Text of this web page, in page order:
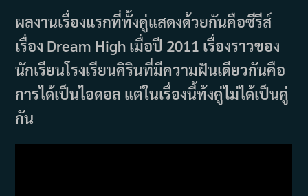
ผลงานเรื่องแรกที่ทั้งคู่แสดงด้วยกันคือซีรีส์
เรื่อง Dream High เมื่อปี 2011 เรื่องราวของ
นักเรียนโรงเรียนคิรินที่มีความฝันเดียวกันคือ
การได้เป็นไอดอล แต่ในเรื่องนี้ท้งคู่ไม่ได้เป็นคู่
กัน